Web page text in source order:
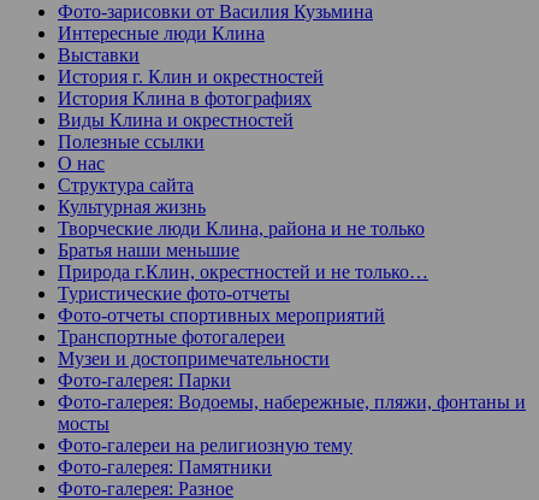
Фото-зарисовки от Василия Кузьмина
Интересные люди Клина
Выставки
История г. Клин и окрестностей
История Клина в фотографиях
Виды Клина и окрестностей
Полезные ссылки
О нас
Структура сайта
Культурная жизнь
Творческие люди Клина, района и не только
Братья наши меньшие
Природа г.Клин, окрестностей и не только…
Туристические фото-отчеты
Фото-отчеты спортивных мероприятий
Транспортные фотогалереи
Музеи и достопримечательности
Фото-галерея: Парки
Фото-галерея: Водоемы, набережные, пляжи, фонтаны и
мосты
Фото-галереи на религиозную тему
Фото-галерея: Памятники
Фото-галерея: Разное